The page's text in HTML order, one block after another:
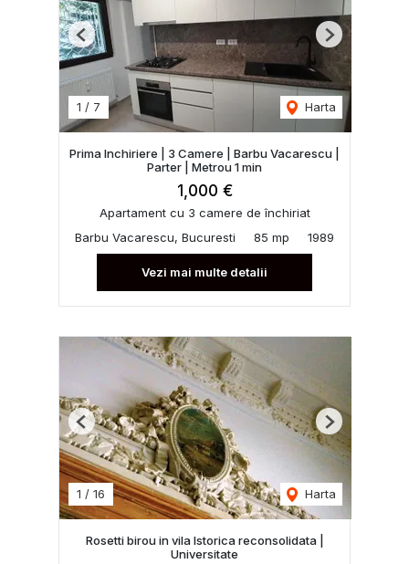
1 / 7 Harta
Previous Next
Prima Inchiriere | 3 Camere | Barbu Vacarescu |
Parter | Metrou 1 min
1,000 €
Apartament cu 3 camere de închiriat
Barbu Vacarescu, Bucuresti
85 mp 1989
Vezi mai multe detalii
1 / 16 Harta
Previous Next
Rosetti birou in vila Istorica reconsolidata |
Universitate